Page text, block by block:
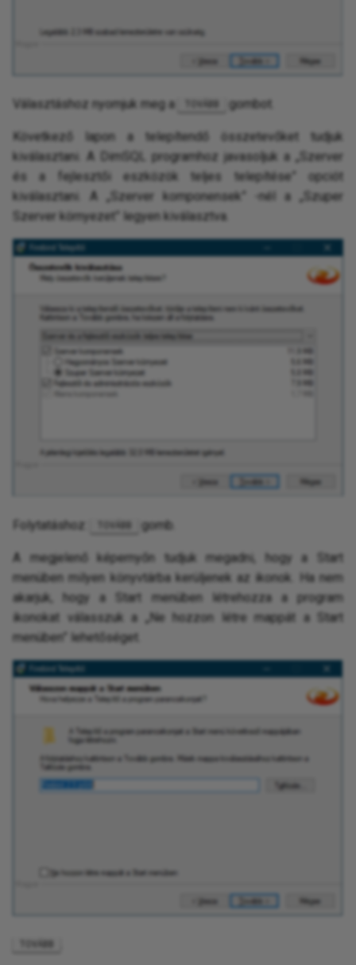
Választáshoz nyomjuk meg a TOVÁBB gombot.
Következő lapon a telepítendő összetevőket tudjuk
kiválasztani. A DimSQL programhoz javasoljuk a „Szerver
és a fejlesztői eszközök teljes telepítése” opciót
kiválasztani. A „Szerver komponensek” -nél a „Szuper
Szerver környezet” legyen kiválasztva.
Folytatáshoz: TOVÁBB gomb.
A megjelenő képernyőn tudjuk megadni, hogy a Start
menüben milyen könyvtárba kerüljenek az ikonok. Ha nem
akarjuk, hogy a Start menüben létrehozza a program
ikonokat válasszuk a „Ne hozzon létre mappát a Start
menüben” lehetőséget.
TOVÁBB